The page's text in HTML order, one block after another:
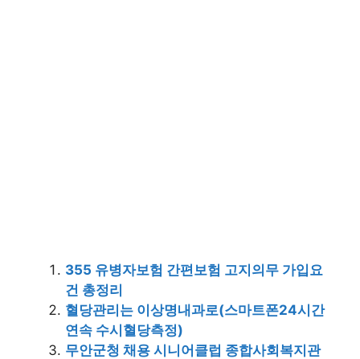
355 유병자보험 간편보험 고지의무 가입요
건 총정리
혈당관리는 이상명내과로(스마트폰24시간
연속 수시혈당측정)
무안군청 채용 시니어클럽 종합사회복지관